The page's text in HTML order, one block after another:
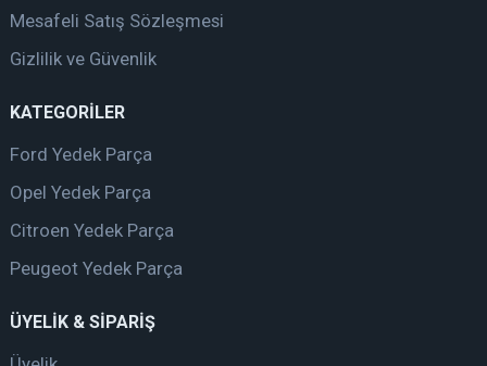
Mesafeli Satış Sözleşmesi
Gizlilik ve Güvenlik
KATEGORİLER
Ford Yedek Parça
Opel Yedek Parça
Citroen Yedek Parça
Peugeot Yedek Parça
ÜYELİK & SİPARİŞ